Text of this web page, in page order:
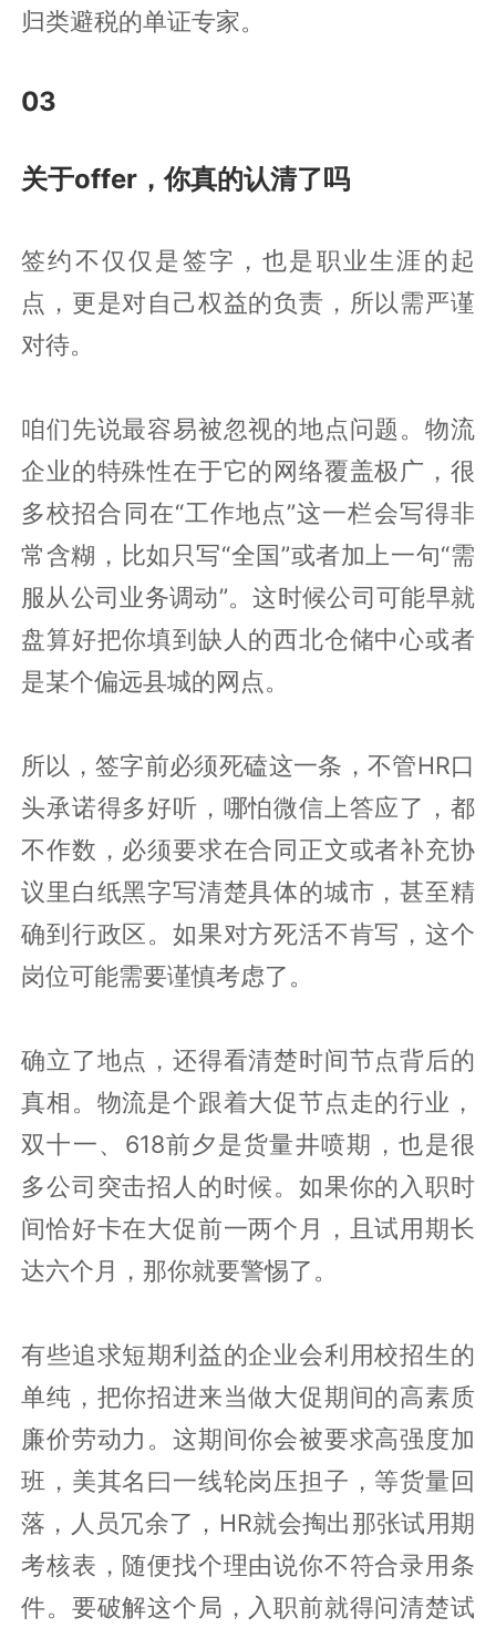
归类避税的单证专家。
03
关于offer，你真的认清了吗
签约不仅仅是签字，也是职业生涯的起
点，更是对自己权益的负责，所以需严谨
对待。
咱们先说最容易被忽视的地点问题。物流
企业的特殊性在于它的网络覆盖极广，很
多校招合同在“工作地点”这一栏会写得非
常含糊，比如只写“全国”或者加上一句“需
服从公司业务调动”。这时候公司可能早就
盘算好把你填到缺人的西北仓储中心或者
是某个偏远县城的网点。
所以，签字前必须死磕这一条，不管HR口
头承诺得多好听，哪怕微信上答应了，都
不作数，必须要求在合同正文或者补充协
议里白纸黑字写清楚具体的城市，甚至精
确到行政区。如果对方死活不肯写，这个
岗位可能需要谨慎考虑了。
确立了地点，还得看清楚时间节点背后的
真相。物流是个跟着大促节点走的行业，
双十一、618前夕是货量井喷期，也是很
多公司突击招人的时候。如果你的入职时
间恰好卡在大促前一两个月，且试用期长
达六个月，那你就要警惕了。
有些追求短期利益的企业会利用校招生的
单纯，把你招进来当做大促期间的高素质
廉价劳动力。这期间你会被要求高强度加
班，美其名曰一线轮岗压担子，等货量回
落，人员冗余了，HR就会掏出那张试用期
考核表，随便找个理由说你不符合录用条
件。要破解这个局，入职前就得问清楚试